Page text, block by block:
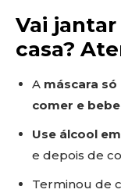
Vai
casa?
A máscara
comer e
Use álcool
e depois de
Terminou de